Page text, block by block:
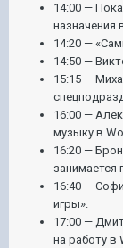
14:00 —
назначения
14:20 —
14:50 —
15:15 —
16:00 —
музыку в
16:20 —
занимается
16:40 —
игры».
17:00 —
на работу в